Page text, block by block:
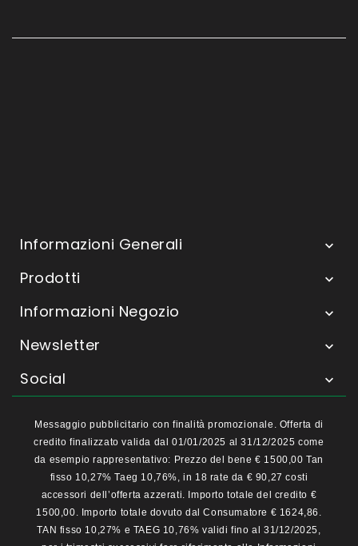
Informazioni Generali 
Prodotti 
Informazioni Negozio 
Newsletter 
Social 
Messaggio pubblicitario con finalità promozionale. Offerta di
credito finalizzato valida dal 01/01/2025 al 31/12/2025 come
da esempio rappresentativo: Prezzo del bene € 1500,00 Tan
fisso 10,27% Taeg 10,76%, in 18 rate da € 90,27 costi
accessori dell’offerta azzerati. Importo totale del credito €
1500,00. Importo totale dovuto dal Consumatore € 1624,86.
TAN fisso 10,27% e TAEG 10,76% validi fino al 31/12/2025,